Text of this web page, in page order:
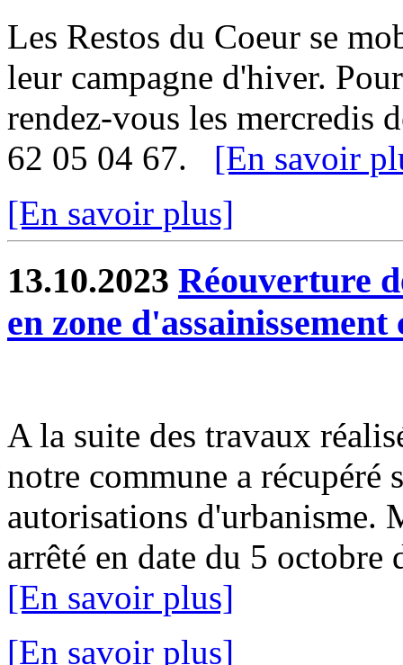
Les Restos du Coeur se
leur campagne d'hiver.
rendez-vous les mercredis
62 05 04 67. [En savoir
[En savoir plus]
13.10.2023 Réouverture
en zone
A la suite des travaux
notre commune a récupéré
autorisations d'urbanisme.
arrêté en date du 5
[En savoir plus]
[En savoir plus]